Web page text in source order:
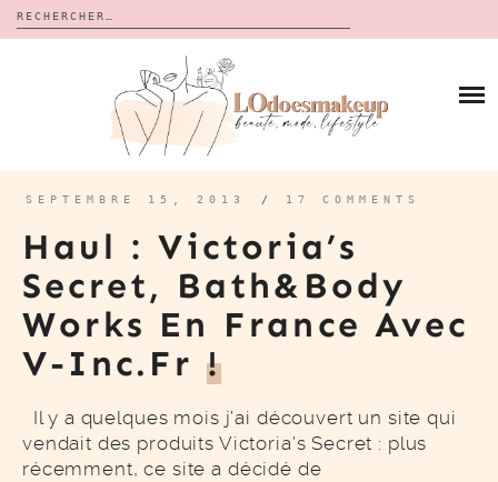
Rechercher :
CALENDRIERS DE L’AVENT
BON PLAN
À PROPOS
CONTACT
SEPTEMBRE 15, 2013 / 17 COMMENTS
Haul : Victoria’s
Secret, Bath&Body
Works En France Avec
V-Inc.fr !
Il y a quelques mois j’ai découvert un site qui
vendait des produits Victoria’s Secret : plus
récemment, ce site a décidé de